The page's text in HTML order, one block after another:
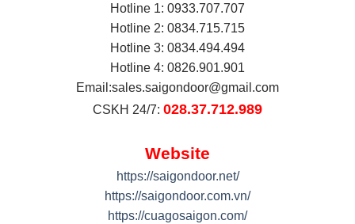
Hotline 1: 0933.707.707
Hotline 2: 0834.715.715
Hotline 3: 0834.494.494
Hotline 4: 0826.901.901
Email:sales.saigondoor@gmail.com
CSKH 24/7: 028.37.712.989
Website
https://saigondoor.net/
https://saigondoor.com.vn/
https://cuagosaigon.com/